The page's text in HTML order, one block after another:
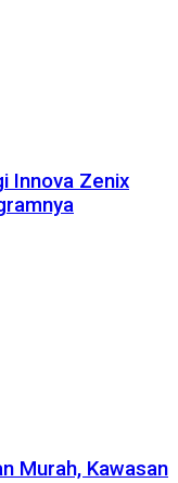
Innova Zenix
Murah, Kawasan